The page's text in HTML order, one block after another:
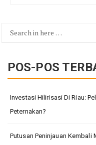
Search
POS-POS
Investasi Hilirisasi Di Riau:
Peternakan?
Putusan Peninjauan Kembali